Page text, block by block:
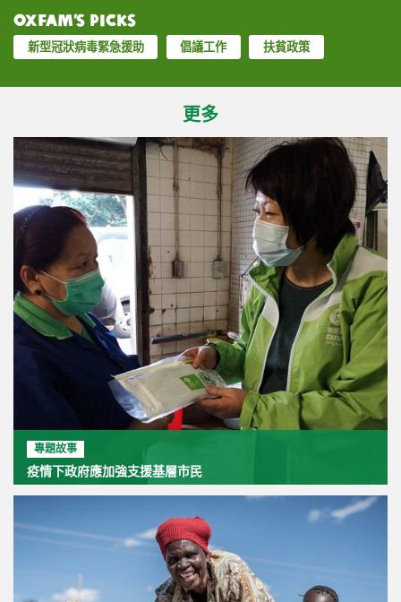
Oxfam’s Picks
新型冠狀病毒緊急援助 倡議工作 扶貧政策
更多
專題故事
疫情下政府應加強支援基層市民